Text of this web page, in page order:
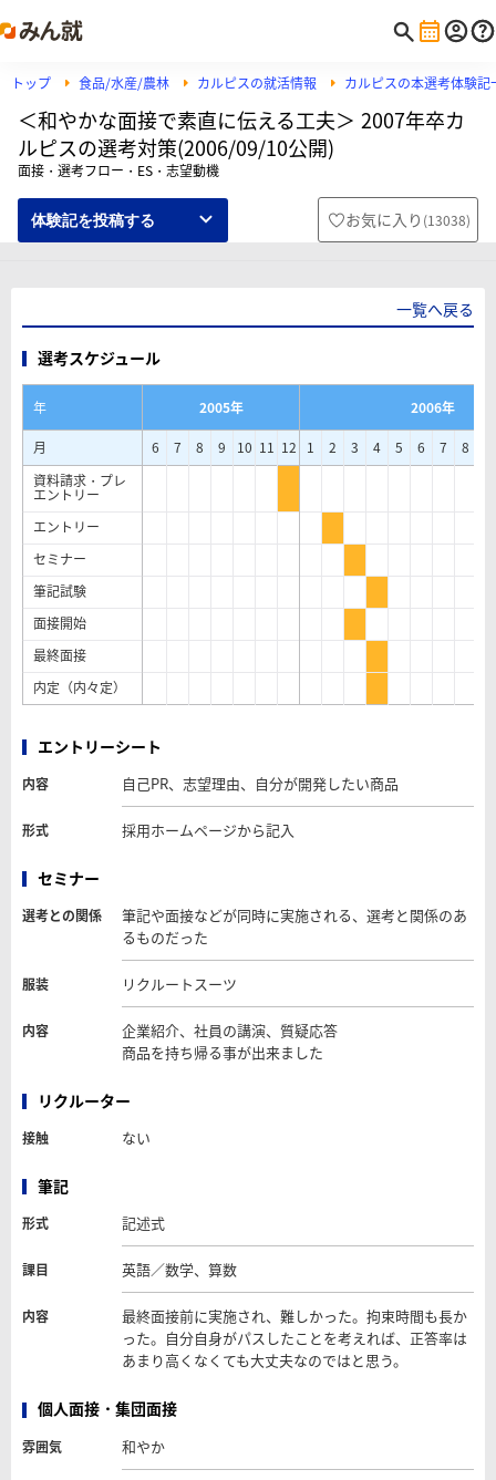
トップ 食品/水産/農林 カルピスの就活情報 カルピスの本選考体験記
＜和やかな面接で素直に伝える工夫＞ 2007年卒カ
ルピスの選考対策(2006/09/10公開)
面接・選考フロー・ES・志望動機
体験記を投稿する お気に入り (13038)
一覧へ戻る
選考スケジュール
年 2005年
2006年
月
6 7 8 9 10 11 12 1 2 3 4 5 6 7 8
資料請求・プレ
エントリー
エントリー
セミナー
筆記試験
面接開始
最終面接
内定（内々定）
エントリーシート
内容 自己PR、志望理由、自分が開発したい商品
形式 採用ホームページから記入
セミナー
選考との関係
筆記や面接などが同時に実施される、選考と関係のあ
るものだった
服装 リクルートスーツ
内容
企業紹介、社員の講演、質疑応答
商品を持ち帰る事が出来ました
リクルーター
接触 ない
筆記
形式 記述式
課目 英語／数学、算数
内容
最終面接前に実施され、難しかった。拘束時間も長か
った。自分自身がパスしたことを考えれば、正答率は
あまり高くなくても大丈夫なのではと思う。
個人面接・集団面接
雰囲気 和やか